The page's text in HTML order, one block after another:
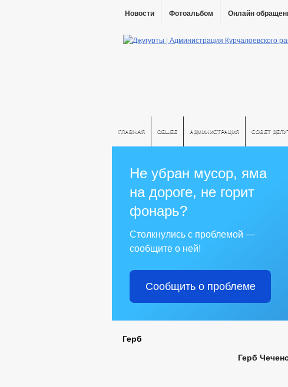
Новости Фотоальбом Онлайн
ГЛАВНАЯ ОБЩЕЕ АДМИНИСТРАЦИЯ СОВЕТ
Не убран мусор, яма
на дороге, не горит
фонарь?
Столкнулись с проблемой —
сообщите о ней!
Сообщить о проблеме
Герб
Герб